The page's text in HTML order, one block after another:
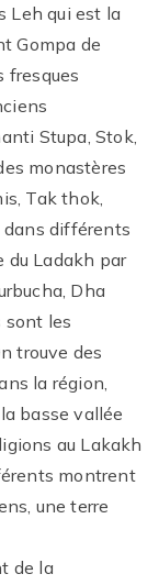
Leh qui est la
Gompa de
fresques
Stupa, Stok,
monastères
Tak thok,
dans différents
du Ladakh par
Dha
sont les
trouve des
la région,
basse vallée
au Lakakh
montrent
une terre
de la